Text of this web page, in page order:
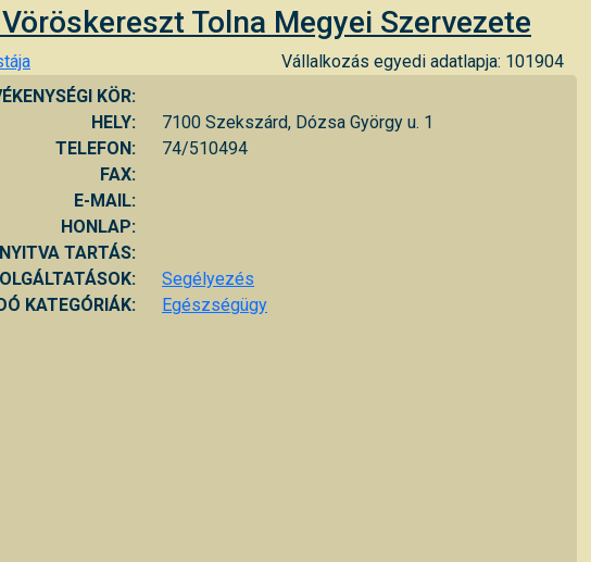
Tolna Megyei Szervezete
Vállalkozás egyedi adatlapja: 101904
KÖR:
HELY:
7100 Szekszárd, Dózsa György u. 1
TELEFON:
74/510494
FAX:
E-MAIL:
HONLAP:
NYITVA TARTÁS:
Segélyezés
KATEGÓRIÁK:
Egészségügy